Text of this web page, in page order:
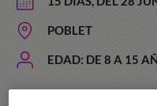
POBLET
EDAD: DE 8 A 15